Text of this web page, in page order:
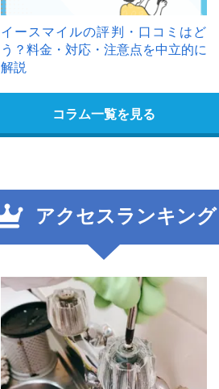
イースマイルの評判・口コミはど
う？料金・対応・注意点を中立的に
解説
コラム一覧を見る
アクセスランキング
2